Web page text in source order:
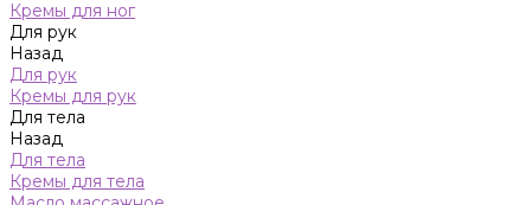
Кремы для ног
Для рук
Назад
Для рук
Кремы для рук
Для тела
Назад
Для тела
Кремы для тела